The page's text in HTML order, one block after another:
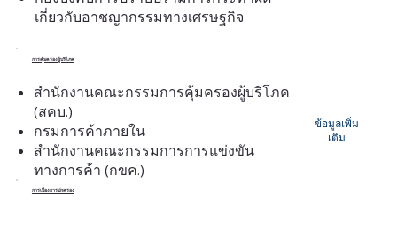
เกี่ยวกับอาชญากรรมทางเศรษฐกิจ
สำนักงานคณะกรรมการคุ้มครองผู้บริโภค
(สคบ.)
กรมการค้าภายใน
สำนักงานคณะกรรมการการแข่งขัน
ทางการค้า (กขค.)
ข้อมูลเพิ่ม
เติม
การคุ้มครองผู้บริโภค
การเมืองการปกครอง